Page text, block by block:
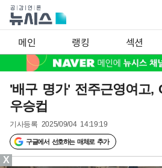
메인 랭킹 섹션
'배구 명가' 전주근영여고,
우승컵
기사등록 2025/09/04 14:19:19
구글에서 선호하는 매체로 추가
X